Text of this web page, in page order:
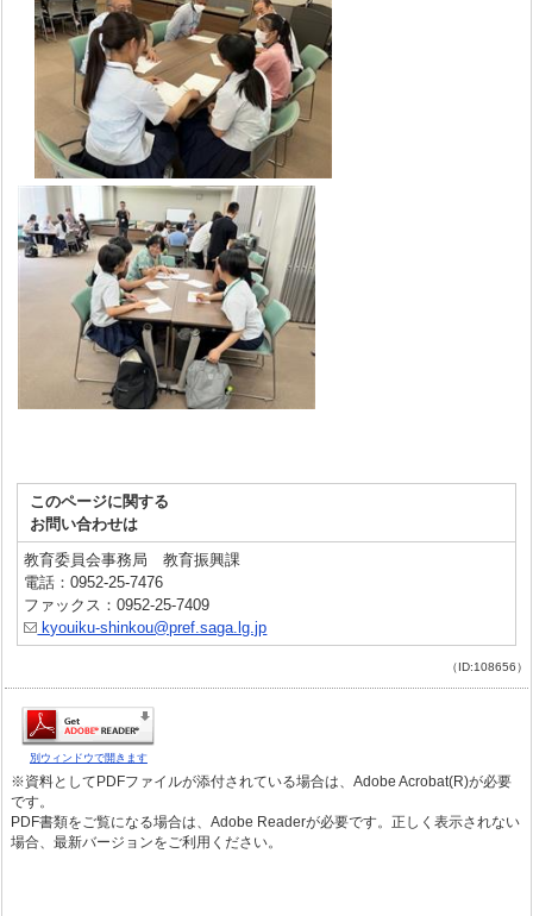
このページに関する
お問い合わせは
教育委員会事務局 教育振興課
電話：0952-25-7476
ファックス：0952-25-7409
kyouiku-shinkou@pref.saga.lg.jp
（ID:108656）
別ウィンドウで開きます
※資料としてPDFファイルが添付されている場合は、Adobe Acrobat(R)が必要
です。
PDF書類をご覧になる場合は、Adobe Readerが必要です。正しく表示されない
場合、最新バージョンをご利用ください。